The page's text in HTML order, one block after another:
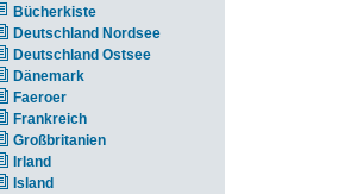
Bücherkiste
Deutschland Nordsee
Deutschland Ostsee
Dänemark
Faeroer
Frankreich
Großbritanien
Irland
Island